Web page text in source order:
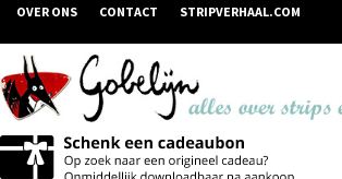
OVER ONS CONTACT STRIPVERHAAL.COM